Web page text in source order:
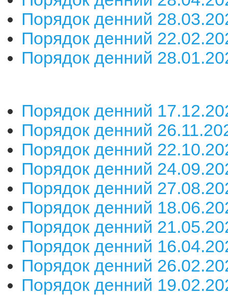
Порядок денний
Порядок денний
Порядок денний
Порядок денний
Порядок денний
Порядок денний
Порядок денний
Порядок денний
Порядок денний
Порядок денний
Порядок денний
Порядок денний
Порядок денний